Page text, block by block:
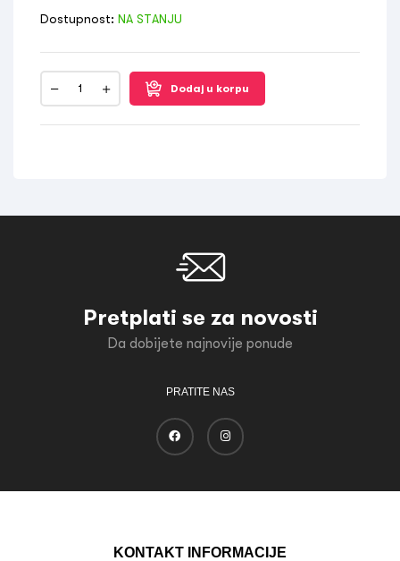
Dostupnost: NA STANJU
Dodaj u korpu
Pretplati se za novosti
Da dobijete najnovije ponude
PRATITE NAS
KONTAKT INFORMACIJE